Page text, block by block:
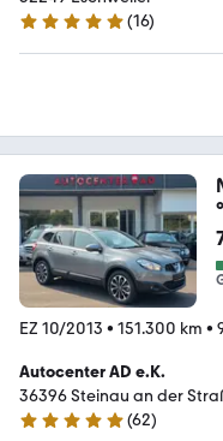
5 Sterne
(16)
EZ 10/2013 • 151.300 km •
Autocenter AD e.K.
36396 Steinau an der
4.8 Sterne
(62)